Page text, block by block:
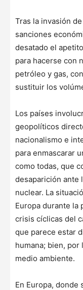
Tras la invasión
sanciones
desatado el
para hacerse con
petróleo y gas,
sustituir los
Los países
geopolíticos
nacionalismo e
para enmascarar
como todas, que
desaparición ante
nuclear. La
Europa durante la
crisis cíclicas del
que parece estar
humana; bien,
medio ambiente.
En Europa, donde